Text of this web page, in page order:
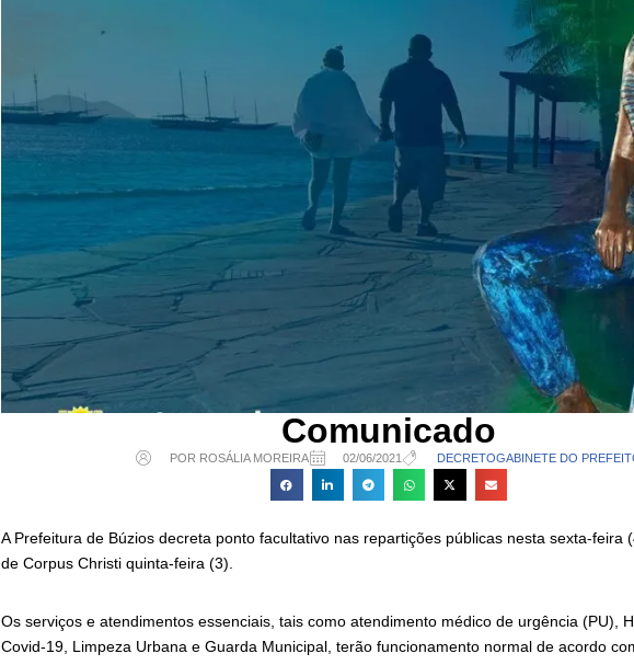
Comunicado
POR ROSÁLIA MOREIRA 02/06/2021 DECRETOGABINETE DO
A Prefeitura de Búzios decreta ponto facultativo nas repartições públicas nesta sexta-feira
de Corpus Christi quinta-feira (3).
Os serviços e atendimentos essenciais, tais como atendimento médico de urgência (PU),
Covid-19, Limpeza Urbana e Guarda Municipal, terão funcionamento normal de acordo